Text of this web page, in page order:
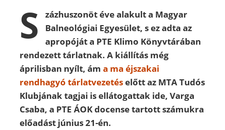
S
zázhuszonöt éve alakult a Magyar
Balneológiai Egyesület, s ez adta az
apropóját a PTE Klimo Könyvtárában
rendezett tárlatnak. A kiállítás még
áprilisban nyílt, ám a ma éjszakai
rendhagyó tárlatvezetéselőtt az MTA Tudós
Klubjának tagjai is ellátogattak ide, Varga
Csaba, a PTE ÁOK docense tartott számukra
előadást június 21-én.